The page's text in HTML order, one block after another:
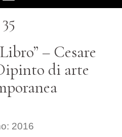
35
– Cesare
di arte
2016